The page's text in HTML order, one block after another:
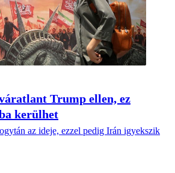
Trump ellen, ez
kerülhet
az ideje, ezzel pedig Irán igyekszik